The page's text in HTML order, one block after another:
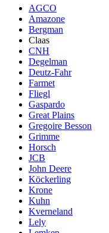
AGCO
Amazone
Bergman
Claas
CNH
Degelman
Deutz-Fahr
Farmet
Fliegl
Gaspardo
Great Plains
Gregoire Besson
Grimme
Horsch
JCB
John Deere
Köckerling
Krone
Kuhn
Kverneland
Lely